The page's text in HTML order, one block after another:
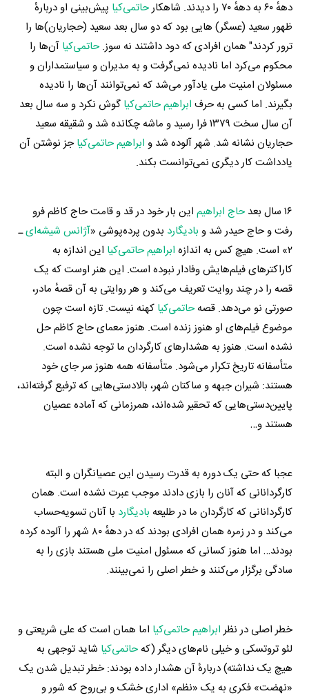
دههٔ ۶۰ به دههٔ ۷۰ را دیدند. شاهکار حاتمی‌کیا پیش‌بینی او دربارهٔ
ظهور سعید (عسگر) هایی بود که دو سال بعد سعید (حجاریان)ها را
ترور کردند" همان افرادی که دود داشتند نه سوز.حاتمی‌کیا آن‌ها را
محکوم می‌کرد اما نادیده نمی‌گرفت و به مدیران و سیاستمداران و
مسئولان امنیت ملی یادآور می‌شد که نمی‌توانند آن‌ها را نادیده
بگیرند. اما کسی به حرف ابراهیم حاتمی‌کیا گوش نکرد و سه سال بعد
آن سال سخت ۱۳۷۹ فرا رسید و ماشه چکانده شد و شقیقه سعید
حجاریان نشانه شد. شهر آلوده شد و ابراهیم حاتمی‌کیاجز نوشتن آن
یادداشت کار دیگری نمی‌توانست بکند.
۱۶ سال بعد حاج ابراهیم این بار خود در قد و قامت حاج کاظم فرو
رفت و حاج حیدر شد و بادیگارد بدون پرده‌پوشی «آژانس شیشه‌ایـ
۲» است. هیچ‌ کس به اندازه
ابراهیم حاتمی‌کیا این اندازه به
کاراکترهای فیلم‌هایش وفادار نبوده است. این هنر اوست که یک
قصه را در چند روایت تعریف می‌کند و هر روایتی به آن قصهٔ مادر،
صورتی نو می‌دهد. قصهحاتمی‌کیا کهنه نیست. تازه است چون
موضوع فیلم‌های او هنوز زنده است. هنوز معمای حاج کاظم حل
نشده است. هنوز به هشدارهای کارگردان ما توجه نشده است.
متأسفانه تاریخ تکرار می‌شود. متأسفانه همه هنوز سر جای خود
هستند: شیران جبهه و ساکتان شهر، بالادستی‌هایی که ترفیع گرفته‌اند،
پایین‌دستی‌هایی که تحقیر شده‌اند، همرزمانی که آماده عصیان
هستند و…
عجبا که حتی یک دوره به قدرت رسیدن این عصیانگران و البته
کارگردانانی که آنان را بازی دادند موجب عبرت نشده است. همان
کارگردانانی که کارگردان ما در طلیعه بادیگارد با آنان تسویه‌حساب
می‌کند و در زمره همان افرادی بودند که در دههٔ ۸۰ شهر را آلوده کرده
بودند… اما هنوز کسانی که مسئول امنیت ملی هستند بازی را به
سادگی برگزار می‌کنند و خطر اصلی را نمی‌بینند.
خطر اصلی در نظرابراهیم حاتمی‌کیا اما همان است که علی شریعتی و
لئو تروتسکی و خیلی نام‌های دیگر (کهحاتمی‌کیا شاید توجهی به
هیچ‌ یک نداشته) دربارهٔ آن هشدار داده بودند: خطر تبدیل شدن یک
«نهضت» فکری به یک «نظم» اداری خشک و بی‌روح که شور و